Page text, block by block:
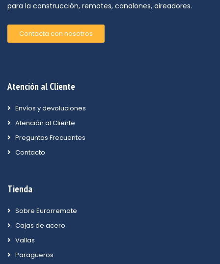
para la construcción, remates, canalones, aireadores.
Contacta con nosotros
Atención al Cliente
Envíos y devoluciones
Atención al Cliente
Preguntas Frecuentes
Contacto
Tienda
Sobre Eurorremate
Cajas de acero
Vallas
Paragüeros